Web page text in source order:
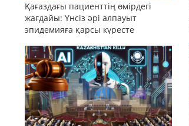
Қағаздағы пациенттің өмірдегі
жағдайы: Үнсіз әрі алпауыт
эпидемияға қарсы күресте
мен кемшілігі